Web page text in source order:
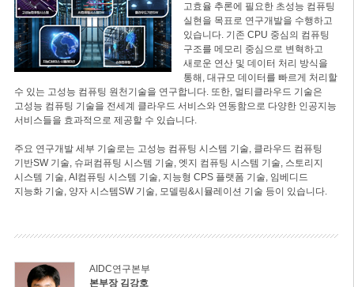
고효율 추론에 필요한 초성능 컴퓨팅
실현을 목표로 연구개발을 수행하고
있습니다. 기존 CPU 중심의 컴퓨팅
구조를 메모리 중심으로 변혁하고
새로운 연산 및 데이터 처리 방식을
통해, 대규모 데이터를 빠르게 처리할
수 있는 고성능 컴퓨팅 원천기술을 연구합니다. 또한, 멀티클라우드 기술은
고성능 컴퓨팅 기술을 전세계 클라우드 서비스와 연동함으로 다양한 인공지능
서비스들을 효과적으로 제공할 수 있습니다.
주요 연구개발 세부 기술로는 고성능 컴퓨팅 시스템 기술, 클라우드 컴퓨팅
기반SW 기술, 슈퍼컴퓨팅 시스템 기술, 엣지 컴퓨팅 시스템 기술, 스토리지
시스템 기술, AI컴퓨팅 시스템 기술, 지능형 CPS 플랫폼 기술, 임베디드
지능화 기술, 양자 시스템SW 기술, 모델링&시뮬레이션 기술 등이 있습니다.
AIDC연구본부
본부장 김강호